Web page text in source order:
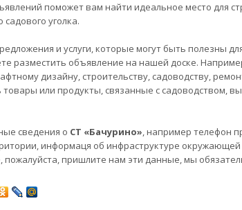
поможет вам найти идеальное место для
садового уголка.
и услуги, которые могут быть полезны
разместить объявление на нашей доске.
дизайну, строительству, садоводству,
товары или продукты, связанные с садоводством,
сведения о СТ «Бачурино», например телефон
информаця об инфраструктуре окружающей
пожалуйста, пришлите нам эти данные, мы